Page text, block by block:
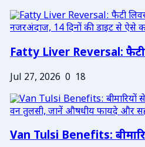
Fatty Liver Reversal:
Jul 27, 2026 0 18
Van Tulsi Benefits: